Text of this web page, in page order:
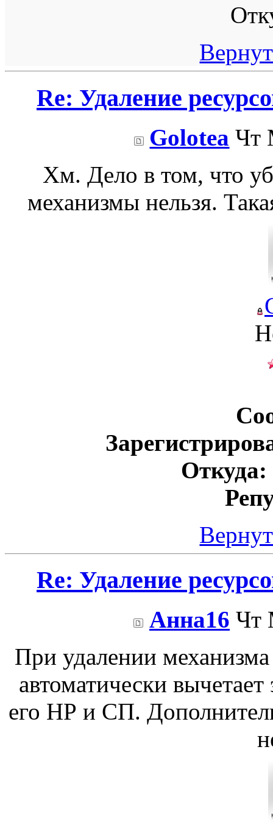
Re: Удаление
Golotea Чт
Хм. Дело в том, что
механизмы нельзя.
Откуда:
Re: Удаление
Анна16 Чт
При удалении
автоматически
его НР и СП.